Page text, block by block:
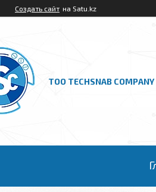
Создать сайт на Satu.kz
ТОО TECHSNAB COMPANY